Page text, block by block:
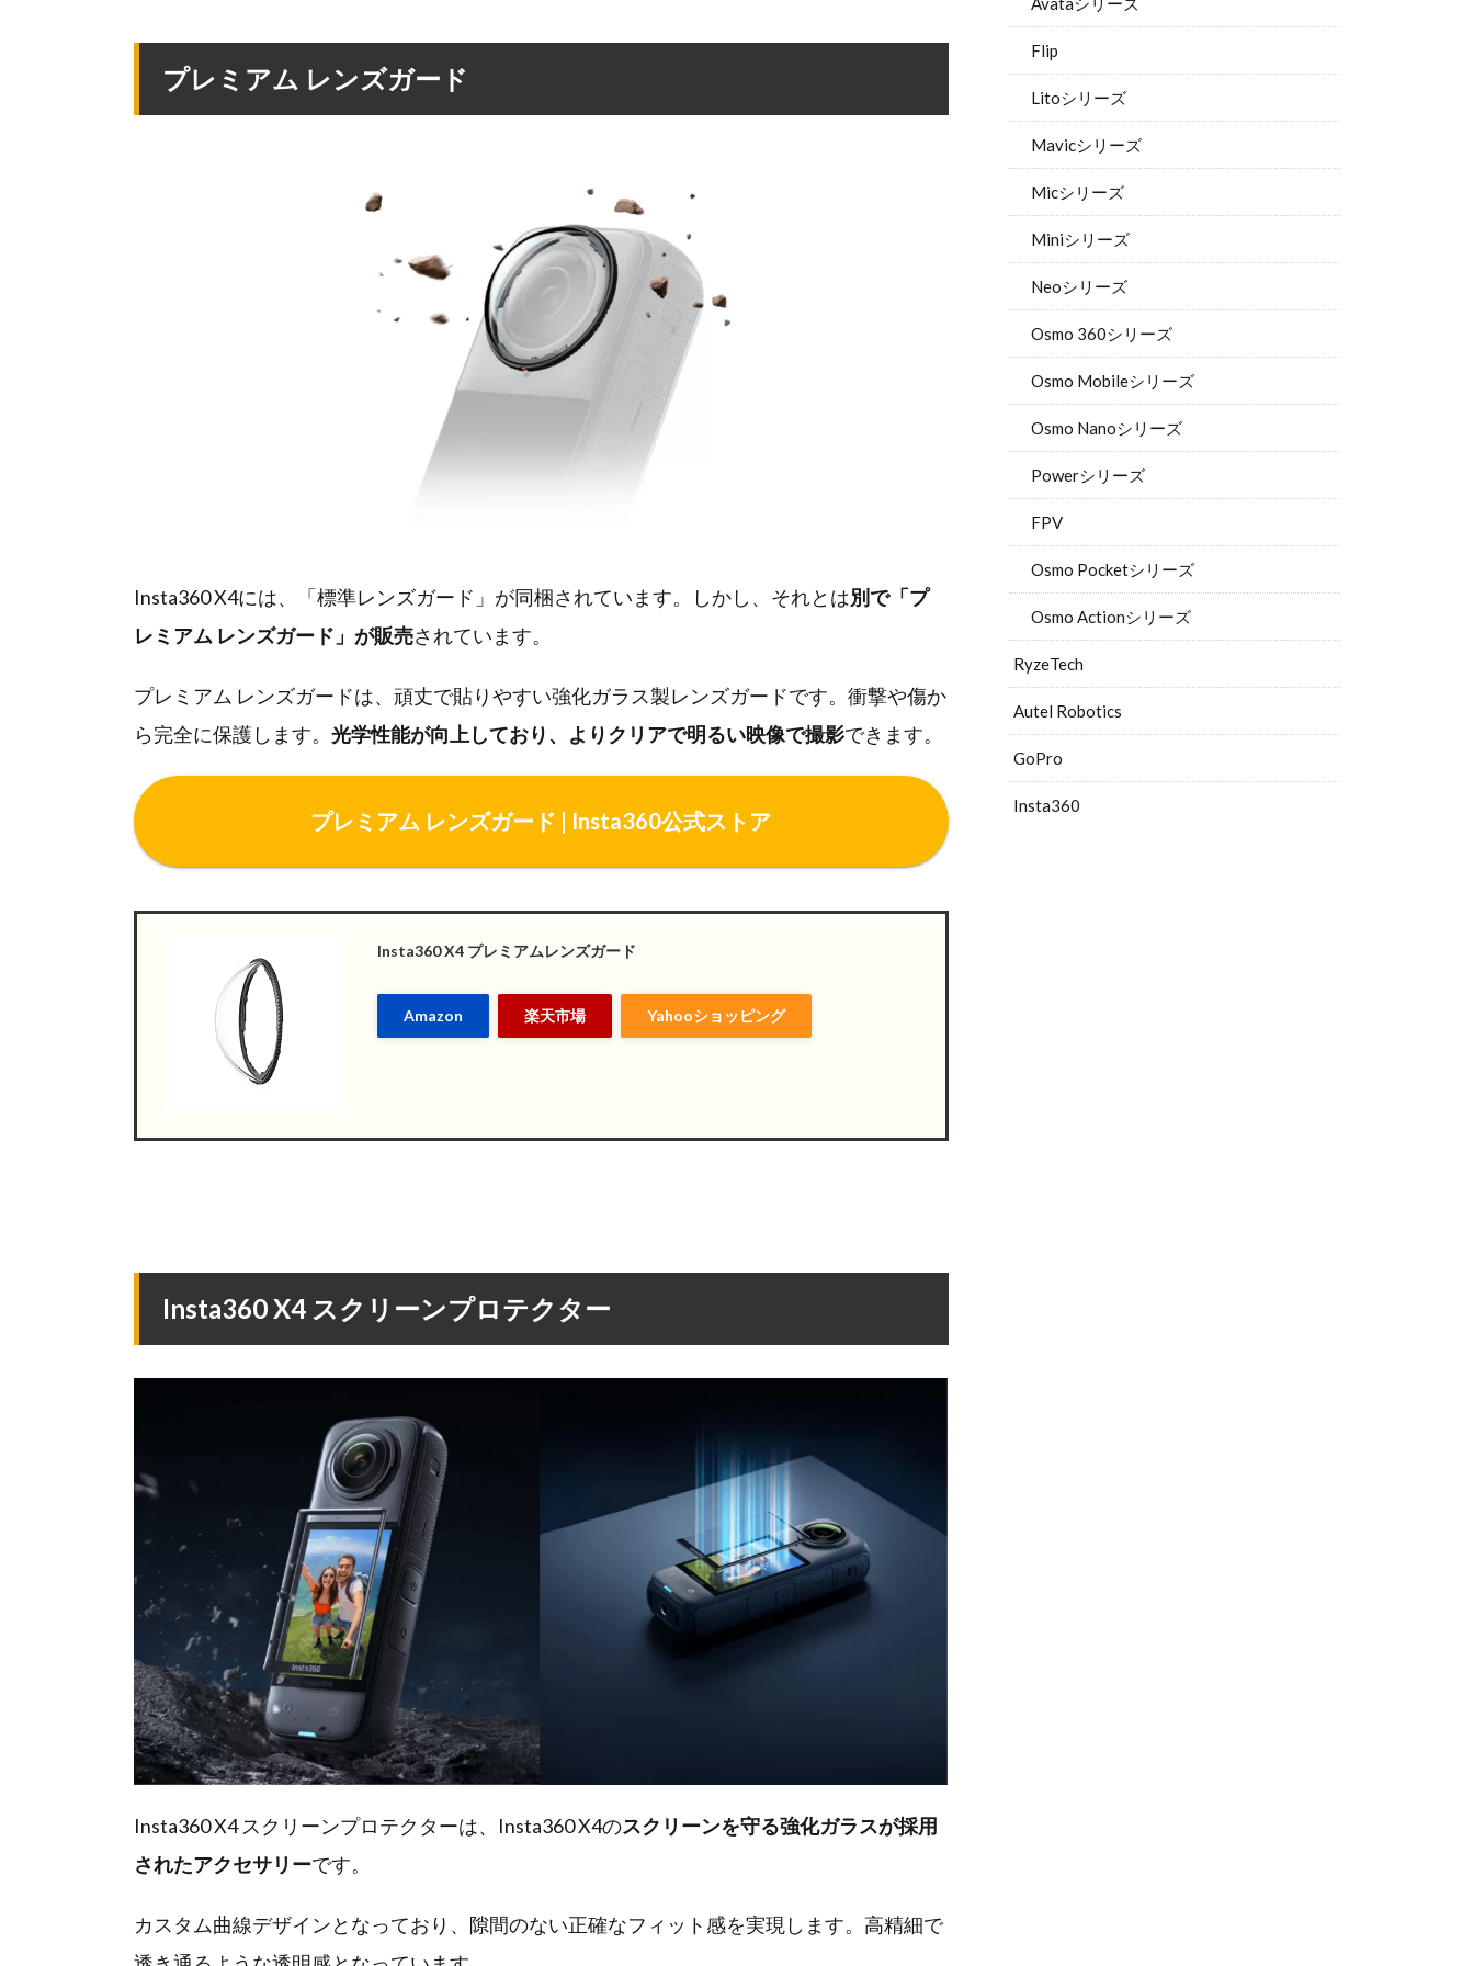
プレミアム レンズガード
Insta360 X4には、「標準レンズガード」が同梱されています。しかし、それとは別で「プ
レミアム レンズガード」が販売されています。
プレミアム レンズガードは、頑丈で貼りやすい強化ガラス製レンズガードです。衝撃や傷か
ら完全に保護します。 光学性能が向上しており、よりクリアで明るい映像で撮影できます。
プレミアム レンズガード | Insta360公式ストア
Insta360 X4 プレミアムレンズガード
Amazon 楽天市場 Yahooショッピング
Insta360 X4 スクリーンプロテクター
Insta360 X4 スクリーンプロテクターは、Insta360 X4のスクリーンを守る強化ガラスが採用
されたアクセサリーです。
カスタム曲線デザインとなっており、隙間のない正確なフィット感を実現します。高精細で
Flip
Litoシリーズ
Mavicシリーズ
Micシリーズ
Miniシリーズ
Neoシリーズ
Osmo 360シリーズ
Osmo Mobileシリーズ
Osmo Nanoシリーズ
Powerシリーズ
FPV
Osmo Pocketシリーズ
Osmo Actionシリーズ
RyzeTech
Autel Robotics
GoPro
Insta360